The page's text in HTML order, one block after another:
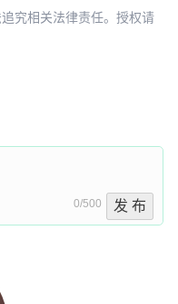
究相关法律责任。授权请
0/500 发 布